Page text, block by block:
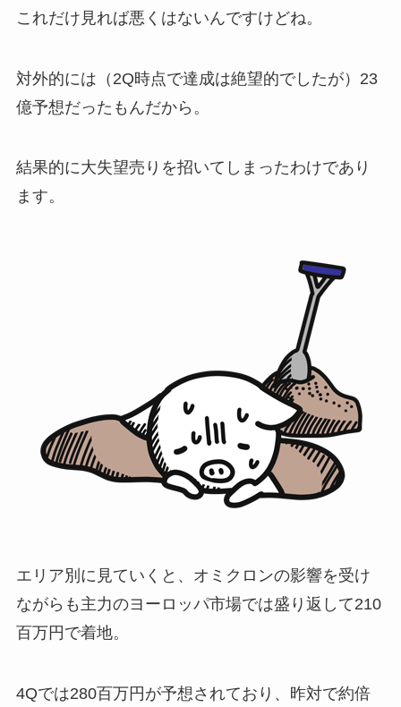
これだけ見れば悪くはないんですけどね。
対外的には（2Q時点で達成は絶望的でしたが）23
億予想だったもんだから。
結果的に大失望売りを招いてしまったわけであり
ます。
エリア別に見ていくと、オミクロンの影響を受け
ながらも主力のヨーロッパ市場では盛り返して210
百万円で着地。
4Qでは280百万円が予想されており、昨対で約倍